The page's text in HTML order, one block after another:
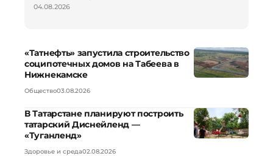
04.08.2026
«Татнефть» запустила строительство
соципотечных домов на Табеева в
Нижнекамске
Общество03.08.2026
В Татарстане планируют построить
татарский Диснейленд —
«Туганленд»
Здоровье и среда02.08.2026